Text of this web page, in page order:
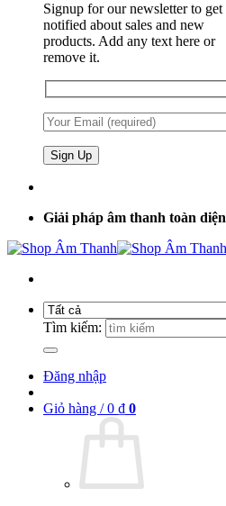
Signup for our newsletter to get
notified about sales and new
products. Add any text here or
remove it.
Giải pháp âm thanh toàn diện
Tìm kiếm:
Đăng nhập
Giỏ hàng /0 ₫ 0